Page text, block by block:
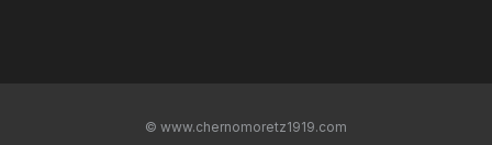
© www.chernomoretz1919.com